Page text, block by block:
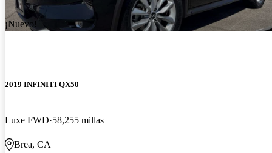
¡Nuevo!
2019 INFINITI QX50
Luxe FWD 58,255 millas
Brea, CA